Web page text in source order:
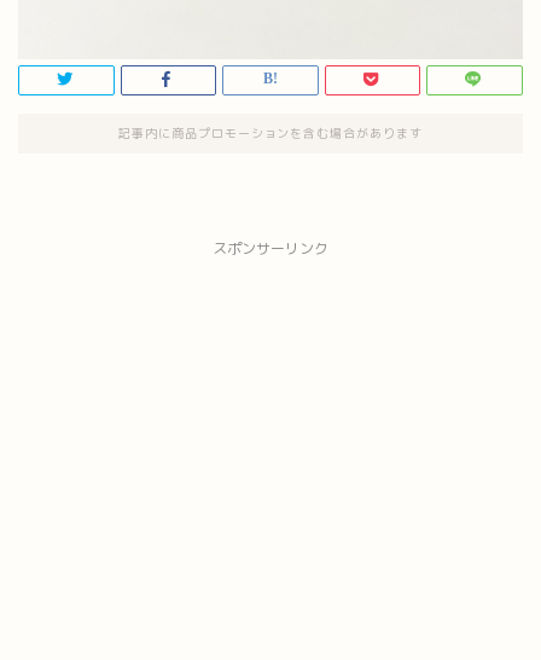
記事内に商品プロモーションを含む場合があります
スポンサーリンク